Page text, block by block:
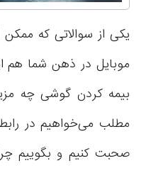
یکی از سوالاتی که
موبایل در ذهن شما هم
بیمه کردن گوشی چه
مطلب می‌خواهیم در
صحبت کنیم و بگوییم